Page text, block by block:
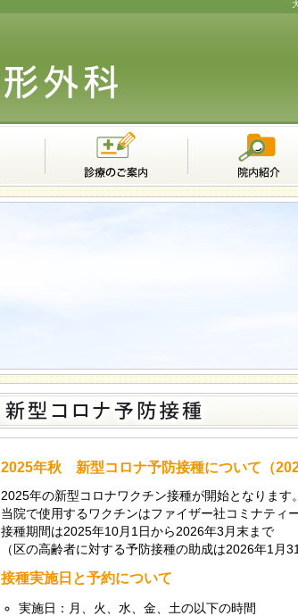
2025年秋 新型コロナ予防接種について（
2025年の新型コロナワクチン接種が開始となります。
当院で使用するワクチンはファイザー社コミナティ
接種期間は2025年10月1日から2026年3月末まで
（区の高齢者に対する予防接種の助成は2026年1月
接種実施日と予約について
実施日：月、火、水、金、土の以下の時間